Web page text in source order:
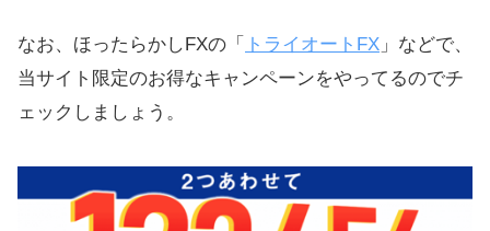
なお、ほったらかしFXの「 トライオートFX 」などで、
当サイト限定のお得なキャンペーンをやってるのでチ
ェックしましょう。